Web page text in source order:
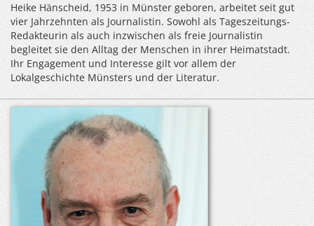
Heike Hänscheid, 1953 in Münster geboren, arbeitet seit gut
vier Jahrzehnten als Journalistin. Sowohl als Tageszeitungs-
Redakteurin als auch inzwischen als freie Journalistin
begleitet sie den Alltag der Menschen in ihrer Heimatstadt.
Ihr Engagement und Interesse gilt vor allem der
Lokalgeschichte Münsters und der Literatur.